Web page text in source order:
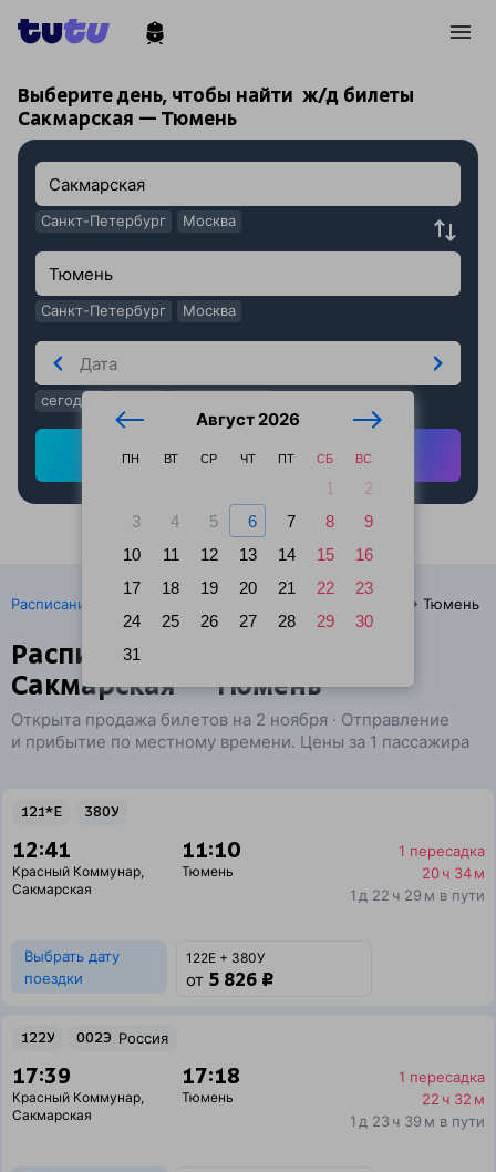
Выберите день, чтобы найти ж/д билеты
Сакмарская — Тюмень
Санкт-Петербург Москва
Санкт-Петербург Москва
Август 2026
ПН ВТ СР ЧТ ПТ СБ ВС
1
2
3
4 5 6 7 8
9
10
11 12 13 14 15
16
17
18 19 20 21 22
23
24
25 26 27 28 29
30
31
сегодня
Найти ж/д билеты
Расписание поездов Ж/д билеты Красный Коммунар → Тюмень
Расписание поездов
Сакмарская — Тюмень
Открыта продажа билетов на 2 ноября · Отправление
и прибытие по местному времени. Цены за 1 пассажира
121*Е 380У
12:41
Красный Коммунар,
Сакмарская
11:10
Тюмень
1 пересадка
20 ч 34 м
1 д 22 ч 29 м в пути
Выбрать дату
поездки
122Е + 380У
от 5 826 ₽
122У 002Э Россия
17:39
Красный Коммунар,
Сакмарская
17:18
Тюмень
1 пересадка
22 ч 32 м
1 д 23 ч 39 м в пути